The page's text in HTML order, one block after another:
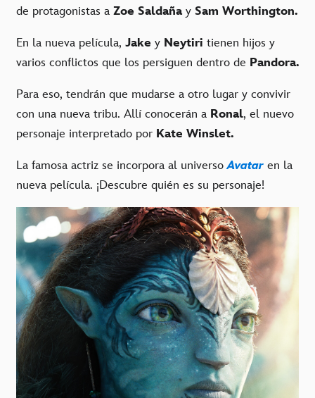
de protagonistas a Zoe Saldaña y Sam Worthington.
En la nueva película, Jake y Neytiri tienen hijos y
varios conflictos que los persiguen dentro de Pandora.
Para eso, tendrán que mudarse a otro lugar y convivir
con una nueva tribu. Allí conocerán a Ronal, el nuevo
personaje interpretado por Kate Winslet.
La famosa actriz se incorpora al universoAvatar en la
nueva película. ¡Descubre quién es su personaje!